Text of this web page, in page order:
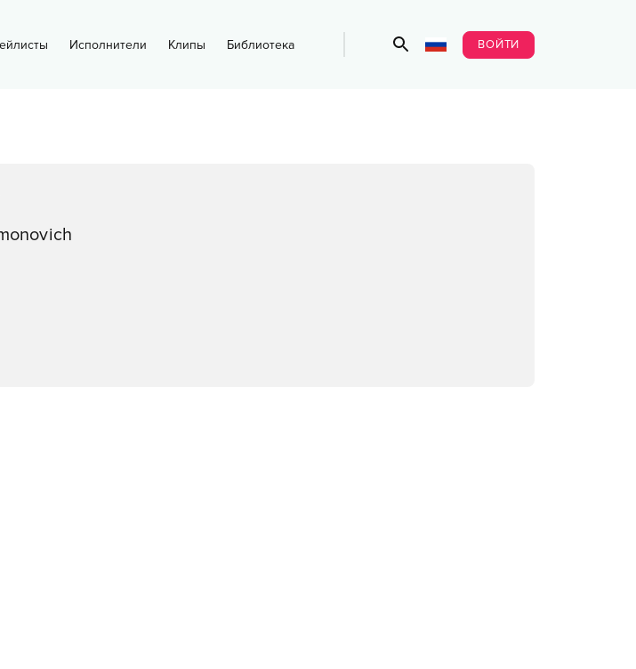
Исполнители Клипы Библиотека ВОЙТИ